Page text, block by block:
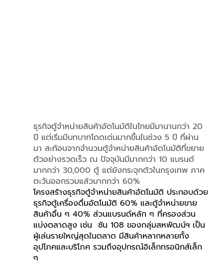
ธุรกิจตู้จำหน่ายสินค้าอัตโนมัติในไทยมีมานานกว่า 20
ปี แต่เริ่มมีบทบาทโดดเด่นมากขึ้นในช่วง 5 ปี ที่ผ่าน
มา สะท้อนจากจำนวนตู้จำหน่ายสินค้าอัตโนมัติที่ขยาย
ตัวอย่างรวดเร็ว ณ ปัจจุบันมีมากกว่า 10 แบรนด์
มากกว่า 30,000 ตู้ แต่ยังกระจุกตัวในกรุงเทพ ภาค
ตะวันออกรวมแล้วมากกว่า 60%
โครงสร้างธุรกิจตู้จำหน่ายสินค้าอัตโนมัติ ประกอบด้วย
ธุรกิจตู้เครื่องดื่มอัตโนมัติ 60% และตู้จำหน่ายขาย
สินค้าอื่น ๆ 40% ส่วนแบรนด์หลัก ๆ ที่ครองส่วน
แบ่งตลาดสูง เช่น  ซัน 108 ของกลุ่มสหพัฒน์ฯ เป็น
ผู้เล่นรายใหญ่สุดในตลาด มีสินค้าหลากหลายทั้ง
อุปโภคและบริโภค รวมถึงอุปกรณ์อิเล็กทรอนิกส์เล็ก
ๆ